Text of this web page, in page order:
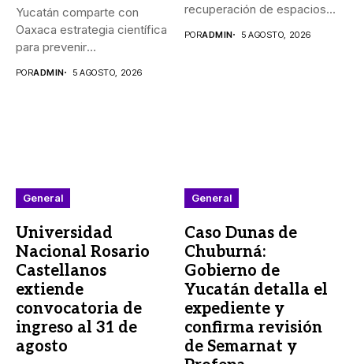
Yucatán comparte con
Oaxaca estrategia científica
para prevenir
PORADMIN 5 AGOSTO, 2026
recuperación de espacios...
PORADMIN 5 AGOSTO, 2026
General
Universidad
Nacional Rosario
Castellanos
extiende
convocatoria de
ingreso al 31 de
agosto
General
Caso Dunas de
Chuburná:
Gobierno de
Yucatán detalla el
expediente y
confirma revisión
de Semarnat y